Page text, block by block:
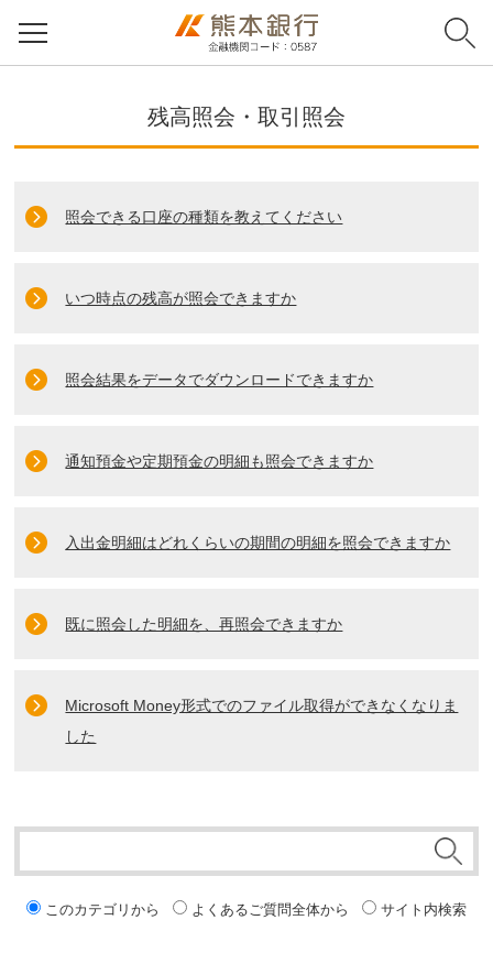
残高照会・取引照会
照会できる口座の種類を教えてください
いつ時点の残高が照会できますか
照会結果をデータでダウンロードできますか
通知預金や定期預金の明細も照会できますか
入出金明細はどれくらいの期間の明細を照会できますか
既に照会した明細を、再照会できますか
Microsoft Money形式でのファイル取得ができなくなりま
した
このカテゴリから よくあるご質問全体から サイト内検索